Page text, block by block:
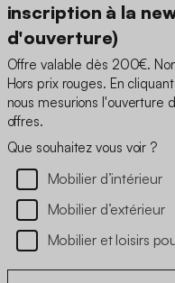
inscription à la
d'ouverture)
Offre valable dès 200€.
Hors prix rouges. En
nous mesurions l'ouverture
offres.
Que souhaitez vous voir ?
Mobilier d’intérieur
Mobilier d’extérieur
Mobilier et loisirs